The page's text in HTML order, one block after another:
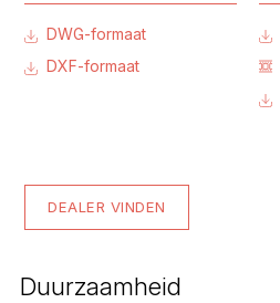
DWG-formaat
DXF-formaat
DEALER VINDEN
Duurzaamheid